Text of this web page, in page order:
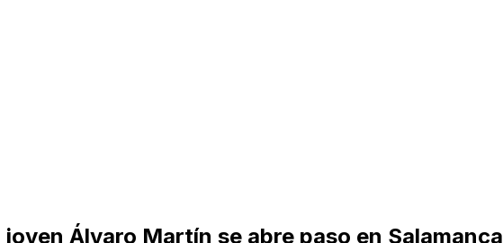
Álvaro Martín se abre paso en Salamanca